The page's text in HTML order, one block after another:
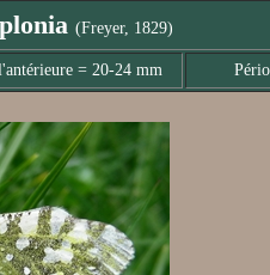
(Freyer, 1829)
= 20-24 mm